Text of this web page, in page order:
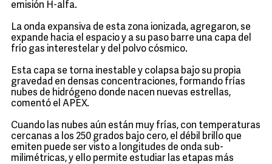
emisión H-alfa.
La onda expansiva de esta zona ionizada, agregaron, se
expande hacia el espacio y a su paso barre una capa del
frío gas interestelar y del polvo cósmico.
Esta capa se torna inestable y colapsa bajo su propia
gravedad en densas concentraciones, formando frías
nubes de hidrógeno donde nacen nuevas estrellas,
comentó el APEX.
Cuando las nubes aún están muy frías, con temperaturas
cercanas a los 250 grados bajo cero, el débil brillo que
emiten puede ser visto a longitudes de onda sub-
milimétricas, y ello permite estudiar las etapas más